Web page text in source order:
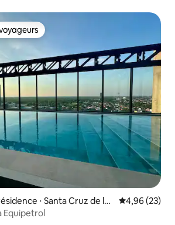
les plus appréciés
⋅ Santa Cruz de la
Évaluation
4,96 (23)
Equipetrol